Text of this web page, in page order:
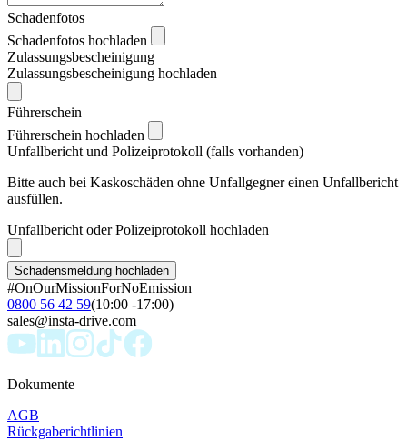
Schadenfotos
Schadenfotos hochladen
Zulassungsbescheinigung
Zulassungsbescheinigung hochladen
Führerschein
Führerschein hochladen
Unfallbericht und Polizeiprotokoll (falls vorhanden)
Bitte auch bei Kaskoschäden ohne Unfallgegner einen Unfallbericht
ausfüllen.
Unfallbericht oder Polizeiprotokoll hochladen
Schadensmeldung hochladen
#OnOurMissionForNoEmission
0800 56 42 59(10:00 -17:00)
sales@insta-drive.com
Dokumente
AGB
Rückgaberichtlinien